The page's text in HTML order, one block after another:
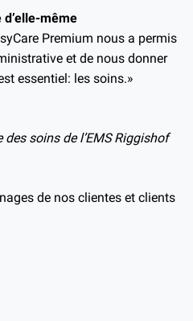
même
Premium nous a permis
et de nous donner
essentiel: les soins.»
soins de l’EMS Riggishof
de nos clientes et clients